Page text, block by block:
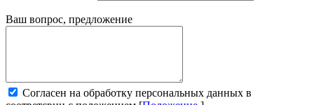
Ваш вопрос, предложение
Cогласен на обработку персональных данных в